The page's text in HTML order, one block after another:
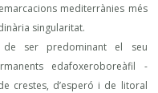
mediterrànies més
singularitat.
ser predominant el seu
edafoxeroboreàfil -
crestes, d’esperó i de litoral